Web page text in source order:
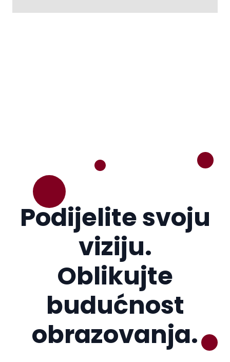
Podijelite svoju
viziju.
Oblikujte
budućnost
obrazovanja.